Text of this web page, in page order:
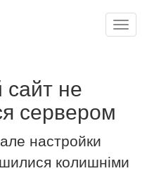
сайт не
сервером
настройки
колишніми